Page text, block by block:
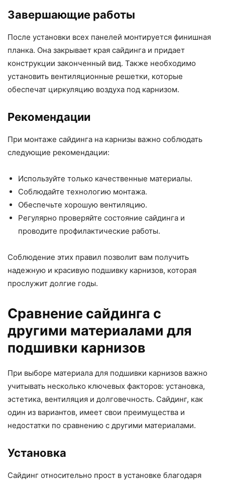
Завершающие работы
После установки всех панелей монтируется финишная
планка. Она закрывает края сайдинга и придает
конструкции законченный вид. Также необходимо
установить вентиляционные решетки, которые
обеспечат циркуляцию воздуха под карнизом.
Рекомендации
При монтаже сайдинга на карнизы важно соблюдать
следующие рекомендации:
Используйте только качественные материалы.
Соблюдайте технологию монтажа.
Обеспечьте хорошую вентиляцию.
Регулярно проверяйте состояние сайдинга и
проводите профилактические работы.
Соблюдение этих правил позволит вам получить
надежную и красивую подшивку карнизов, которая
прослужит долгие годы.
Сравнение сайдинга с
другими материалами для
подшивки карнизов
При выборе материала для подшивки карнизов важно
учитывать несколько ключевых факторов: установка,
эстетика, вентиляция и долговечность. Сайдинг, как
один из вариантов, имеет свои преимущества и
недостатки по сравнению с другими материалами.
Установка
Сайдинг относительно прост в установке благодаря